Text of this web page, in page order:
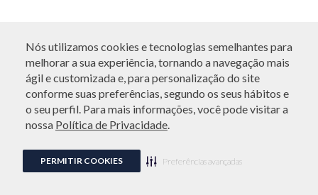
Nós utilizamos cookies e tecnologias semelhantes para
melhorar a sua experiência, tornando a navegação mais
ágil e customizada e, para personalização do site
conforme suas preferências, segundo os seus hábitos e
o seu perfil. Para mais informações, você pode visitar a
nossa Política de Privacidade.
PERMITIR COOKIES Preferências avançadas